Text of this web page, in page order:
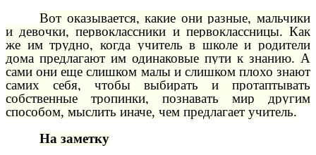
Вот оказывается, какие они разные, мальчики
и девочки, первоклассники и первоклассницы. Как
же им трудно, когда учитель в школе и родители
дома предлагают им одинаковые пути к знанию. А
сами они еще слишком малы и слишком плохо знают
самих себя, чтобы выбирать и протаптывать
собственные тропинки, познавать мир другим
способом, мыслить иначе, чем предлагает учитель.
На заметку